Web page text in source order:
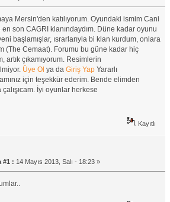
Mersin'den katılıyorum. Oyundaki ismim Cani
son CAGRI klanındaydım. Düne kadar oyunu
başlamışlar, ısrarlarıyla bi klan kurdum, onlara
(The Cemaat). Forumu bu güne kadar hiç
çıkamıyorum. Resimlerin
Üye Ol ya daGiriş Yap Yararlı
için teşekkür ederim. Bende elimden
İyi oyunlar herkese
Kayıtlı
#1 : 14 Mayıs 2013, Salı - 18:23 »